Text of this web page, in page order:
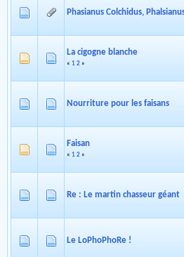
Phasianus Colchidus,
La cigogne blanche
« 1 2 »
Nourriture pour les faisans
Faisan
« 1 2 »
Re : Le martin chasseur géant
Le LoPhoPhoRe !